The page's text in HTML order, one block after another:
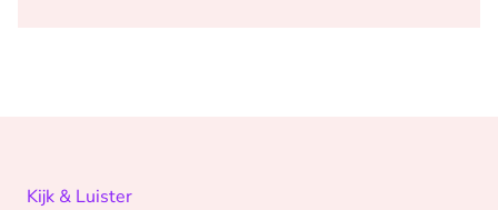
Kijk & Luister